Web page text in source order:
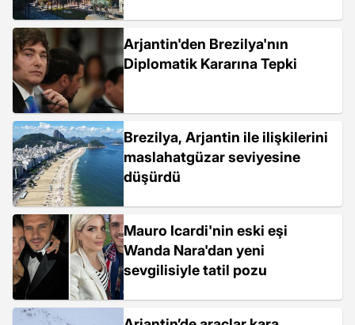
Arjantin'den Brezilya'nın
Diplomatik Kararına Tepki
Brezilya, Arjantin ile ilişkilerini
maslahatgüzar seviyesine
düşürdü
Mauro Icardi'nin eski eşi
Wanda Nara'dan yeni
sevgilisiyle tatil pozu